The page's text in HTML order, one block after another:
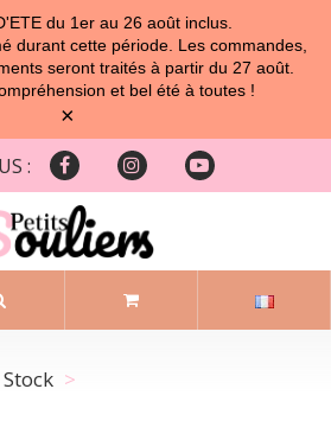
du 1er au 26 août inclus.
durant cette période. Les commandes,
seront traités à partir du 27 août.
et bel été à toutes !
×
: